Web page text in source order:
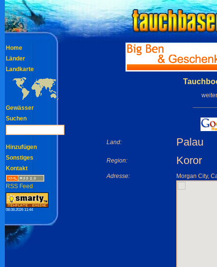
Land: Palau
Region: Koror
Adresse: Morgan City,
Home
Länder
Landkarte
Gewässer
Suchen
Hinzufügen
Sonstiges
Kontakt
RSS Feed
08.08.2026 11:44